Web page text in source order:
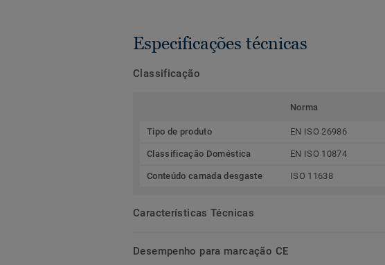
Especificações técnicas
Classificação
Norma
Tipo de produto EN ISO 26986
Classificação Doméstica EN ISO 10874
Conteúdo camada desgaste ISO 11638
Características Técnicas
Desempenho para marcação CE